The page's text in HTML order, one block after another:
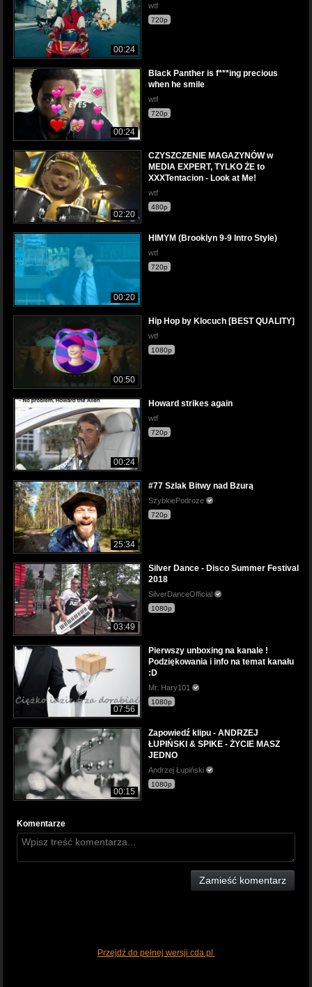
00:24
wtf
720p
00:24
Black Panther is f***ing precious
when he smile
wtf
720p
02:20
CZYSZCZENIE MAGAZYNÓW w
MEDIA EXPERT, TYLKO ŻE to
XXXTentacion - Look at Me!
wtf
480p
00:20
HIMYM (Brooklyn 9-9 Intro Style)
wtf
720p
00:50
Hip Hop by Klocuch [BEST QUALITY]
wtf
1080p
00:24
Howard strikes again
wtf
720p
25:34
#77 Szlak Bitwy nad Bzurą
SzybkiePodroze
720p
03:49
Silver Dance - Disco Summer Festival
2018
SilverDanceOfficial
1080p
07:56
Pierwszy unboxing na kanale !
Podziękowania i info na temat kanału
:D
Mr. Hary101
1080p
00:15
Zapowiedź klipu - ANDRZEJ
ŁUPIŃSKI & SPIKE - ŻYCIE MASZ
JEDNO
Andrzej Łupiński
1080p
Komentarze
Zamieść komentarz
Przejdź do pełnej wersji cda.pl